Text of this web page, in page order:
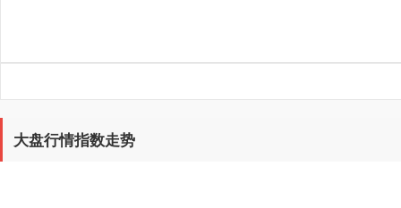
大盘行情指数走势